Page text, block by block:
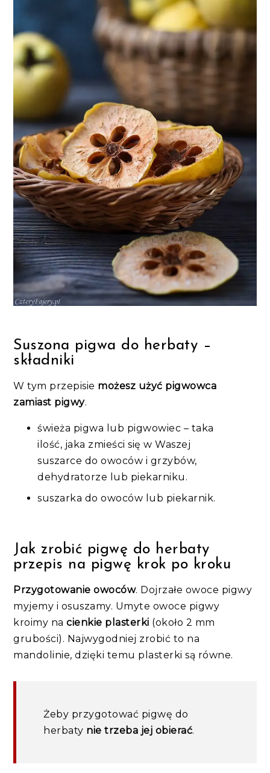
Suszona pigwa do herbaty –
składniki
W tym przepisie możesz użyć pigwowca
zamiast pigwy.
świeża pigwa lub pigwowiec – taka
ilość, jaka zmieści się w Waszej
suszarce do owoców i grzybów,
dehydratorze lub piekarniku.
suszarka do owoców lub piekarnik.
Jak zrobić pigwę do herbaty
przepis na pigwę krok po kroku
Przygotowanie owoców. Dojrzałe owoce pigwy
myjemy i osuszamy. Umyte owoce pigwy
kroimy nacienkie plasterki (około 2 mm
grubości). Najwygodniej zrobić to na
mandolinie, dzięki temu plasterki są równe.
Żeby przygotować pigwę do
herbaty nie trzeba jej obierać.